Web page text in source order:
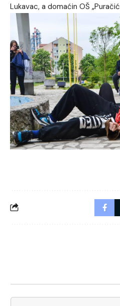
Lukavac, a domaćin OŠ